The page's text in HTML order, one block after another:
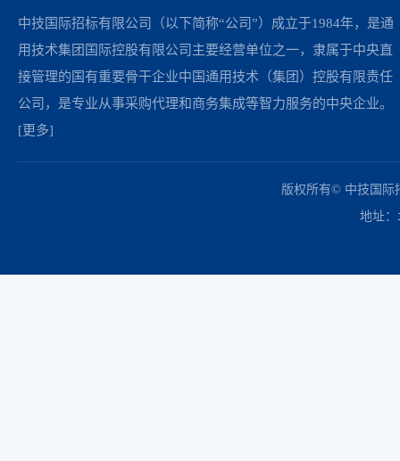
中技国际招标有限公司（以下简称“公司”）成立于1984年，是通
用技术集团国际控股有限公司主要经营单位之一，隶属于中央直
接管理的国有重要骨干企业中国通用技术（集团）控股有限责任
公司，是专业从事采购代理和商务集成等智力服务的中央企业。
[更多]
版权所有© 中技国际
地址：